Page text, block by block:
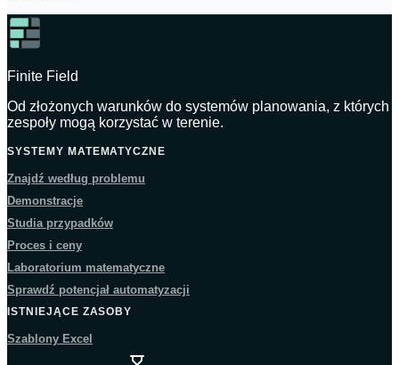
Finite Field
Od złożonych warunków do systemów planowania, z których
zespoły mogą korzystać w terenie.
SYSTEMY MATEMATYCZNE
Znajdź według problemu
Demonstracje
Studia przypadków
Proces i ceny
Laboratorium matematyczne
Sprawdź potencjał automatyzacji
ISTNIEJĄCE ZASOBY
Szablony Excel